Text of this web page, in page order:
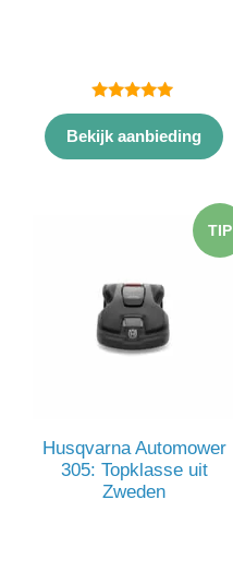
5.00
van 5
Bekijk aanbieding
TIP
Husqvarna Automower
305: Topklasse uit
Zweden